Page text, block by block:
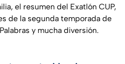
el resumen del Exatlón CUP,
de la segunda temporada de
y mucha diversión.